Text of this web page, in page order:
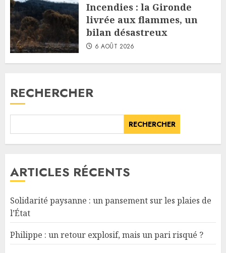
Incendies : la Gironde
livrée aux flammes, un
bilan désastreux
6 AOÛT 2026
RECHERCHER
RECHERCHER
ARTICLES RÉCENTS
Solidarité paysanne : un pansement sur les plaies de
l’État
Philippe : un retour explosif, mais un pari risqué ?